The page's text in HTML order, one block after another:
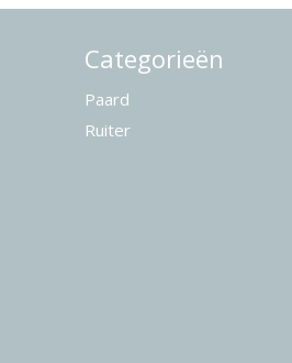
Categorieën
Paard
Ruiter